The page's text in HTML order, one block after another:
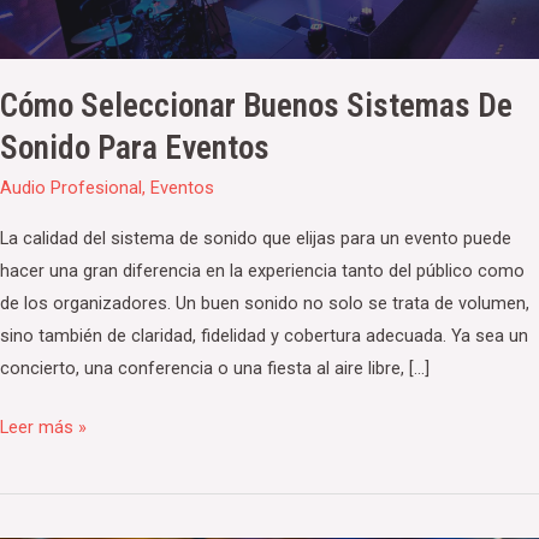
Cómo Seleccionar Buenos Sistemas De
Sonido Para Eventos
Audio Profesional, Eventos
La calidad del sistema de sonido que elijas para un evento puede
hacer una gran diferencia en la experiencia tanto del público como
de los organizadores. Un buen sonido no solo se trata de volumen,
sino también de claridad, fidelidad y cobertura adecuada. Ya sea un
concierto, una conferencia o una fiesta al aire libre, […]
eventos
Leer más »